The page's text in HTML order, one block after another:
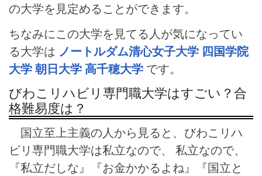
の大学を見定めることができます。
ちなみにこの大学を見てる人が気になってい
る大学は ノートルダム清心女子大学 四国学院
大学朝日大学高千穂大学 です。
びわこリハビリ専門職大学はすごい？合
格難易度は？
国立至上主義の人から見ると、びわこリハ
ビリ専門職大学は私立なので、 私立なので、
『私立だしな』『お金かかるよね』『国立と